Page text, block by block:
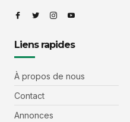
Liens rapides
À propos de nous
Contact
Annonces